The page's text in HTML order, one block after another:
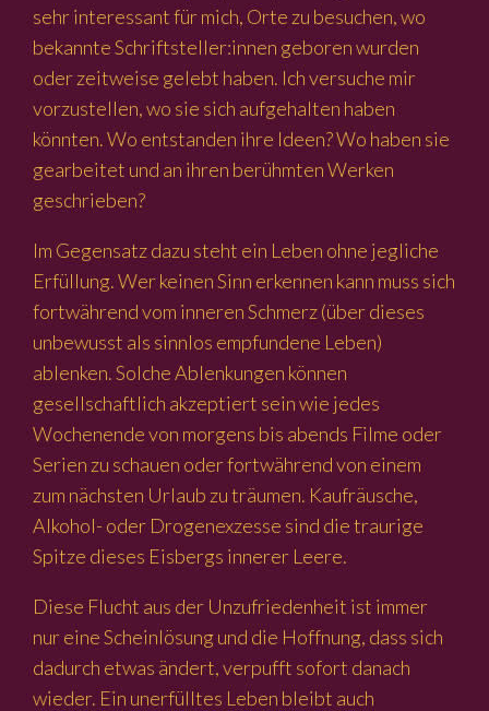
sehr interessant für mich, Orte zu besuchen, wo
bekannte Schriftsteller:innen geboren wurden
oder zeitweise gelebt haben. Ich versuche mir
vorzustellen, wo sie sich aufgehalten haben
könnten. Wo entstanden ihre Ideen? Wo haben sie
gearbeitet und an ihren berühmten Werken
geschrieben?
Im Gegensatz dazu steht ein Leben ohne jegliche
Erfüllung. Wer keinen Sinn erkennen kann muss sich
fortwährend vom inneren Schmerz (über dieses
unbewusst als sinnlos empfundene Leben)
ablenken. Solche Ablenkungen können
gesellschaftlich akzeptiert sein wie jedes
Wochenende von morgens bis abends Filme oder
Serien zu schauen oder fortwährend von einem
zum nächsten Urlaub zu träumen. Kaufräusche,
Alkohol- oder Drogenexzesse sind die traurige
Spitze dieses Eisbergs innerer Leere.
Diese Flucht aus der Unzufriedenheit ist immer
nur eine Scheinlösung und die Hoffnung, dass sich
dadurch etwas ändert, verpufft sofort danach
wieder. Ein unerfülltes Leben bleibt auch